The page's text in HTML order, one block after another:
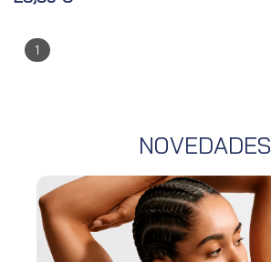
1
NOVEDADES